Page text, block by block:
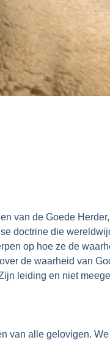
van de Goede
doctrine die
op hoe ze de
de waarheid van
leiding en niet
van alle gelovigen.